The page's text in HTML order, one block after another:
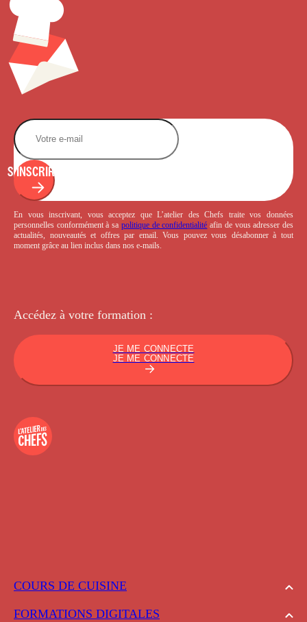
COURS DE CUISINE
FORMATIONS DIGITALES
S'INSCRIRE
En vous inscrivant, vous acceptez que L’atelier des Chefs traite vos données
personnelles conformément à sa politique de confidentialité afin de vous adresser des
actualités, nouveautés et offres par email. Vous pouvez vous désabonner à tout
moment grâce au lien inclus dans nos e-mails.
Accédez à votre formation :
JE ME CONNECTE
JE ME CONNECTE